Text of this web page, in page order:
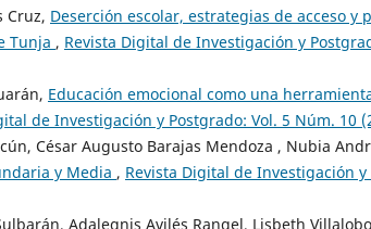
Cruz, Deserción escolar, estrategias de acceso
Tunja , Revista Digital de Investigación y
Educación emocional como una
de Investigación y Postgrado: Vol. 5 Núm. 10
César Augusto Barajas Mendoza , Nubia
y Media , Revista Digital de Investigación
Adalegnis Avilés Rangel, Lisbeth